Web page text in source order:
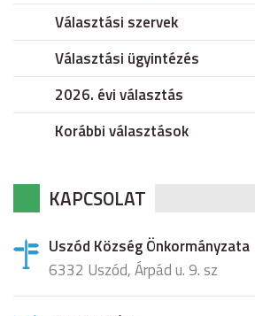
Választási szervek
Választási ügyintézés
2026. évi választás
Korábbi választások
KAPCSOLAT
Uszód Község Önkormányzata
6332 Uszód, Árpád u. 9. sz